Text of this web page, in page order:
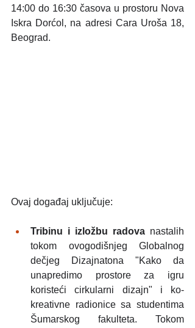
14:00 do 16:30 časova u prostoru Nova
Iskra Dorćol, na adresi Cara Uroša 18,
Beograd.
Ovaj događaj uključuje:
Tribinu i izložbu radova nastalih
tokom ovogodišnjeg Globalnog
dečjeg Dizajnatona "Kako da
unapredimo prostore za igru
koristeći cirkularni dizajn" i ko-
kreativne radionice sa studentima
Šumarskog fakulteta. Tokom